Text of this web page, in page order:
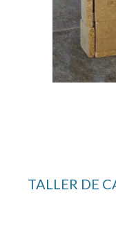
TALLER DE